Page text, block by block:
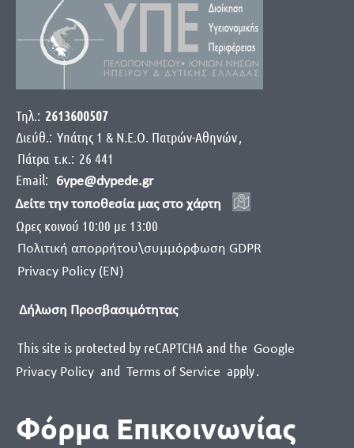
Τηλ.: 2613600507
Διεύθ.: Yπάτης 1 & Ν.Ε.Ο. Πατρών-Αθηνών,
Πάτρα τ.κ.: 26 441
Email:
6ype@dypede.gr
Δείτε την τοποθεσία μας στο χάρτη
Ωρες κοινού 10:00 με 13:00
Πολιτική απορρήτου\συμμόρφωση GDPR
Privacy Policy (EN)
Δήλωση Προσβασιμότητας
This site is protected by reCAPTCHA and the Google
Privacy Policy and Terms of Service apply.
Φόρμα Επικοινωνίας